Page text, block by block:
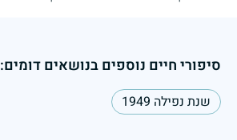
סיפורי חיים נוספים בנושאים דומים:
שנת נפילה 1949